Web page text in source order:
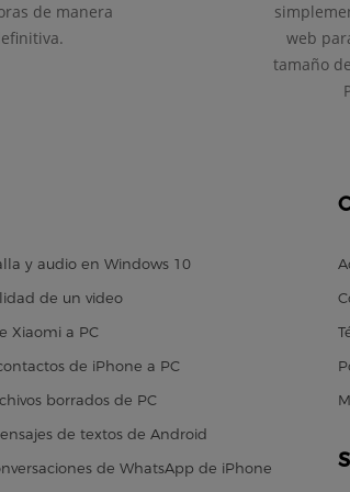
de manera
web
tamaño
y audio en Windows 10
de un video
Xiaomi a PC
de iPhone a PC
borrados de PC
de textos de Android
de WhatsApp de iPhone